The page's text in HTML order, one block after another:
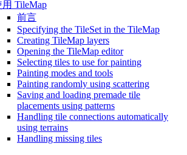
用 TileMap
前言
Specifying the TileSet in the TileMap
Creating TileMap layers
Opening the TileMap editor
Selecting tiles to use for painting
Painting modes and tools
Painting randomly using scattering
Saving and loading premade tile
placements using patterns
Handling tile connections automatically
using terrains
Handling missing tiles